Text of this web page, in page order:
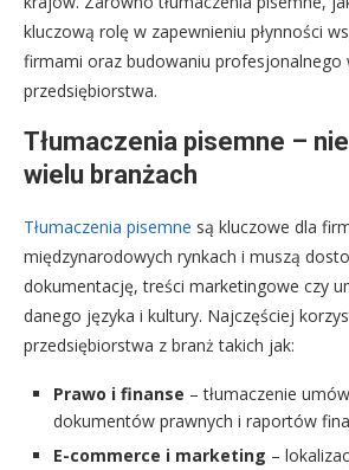
kluczową rolę w zapewnieniu płynności
firmami oraz budowaniu profesjonalnego
przedsiębiorstwa.
Tłumaczenia pisemne –
wielu branżach
Tłumaczenia pisemne są kluczowe dla
międzynarodowych rynkach i muszą
dokumentację, treści marketingowe czy
danego języka i kultury. Najczęściej
przedsiębiorstwa z branż takich jak:
Prawo i finanse – tłumaczenie
dokumentów prawnych i raportów
E-commerce i marketing –